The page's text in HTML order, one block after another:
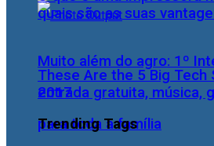
Muito além do agro: 1º
entrada gratuita, música,
para toda a família
quais são as suas
These Are the 5 Big Tech
2017
Trending Tags